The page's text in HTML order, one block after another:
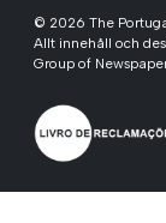
© 2026 The
Allt innehåll och
Group of